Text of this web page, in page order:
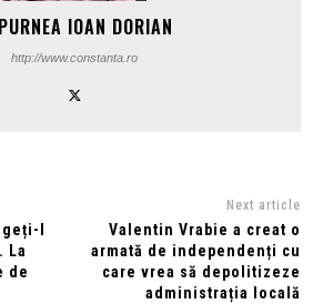
IOAN DORIAN
http://www.constanta.ro
l
La
de
Next article
Valentin Vrabie a creat o
armată de independenți cu
care vrea să depolitizeze
administrația locală